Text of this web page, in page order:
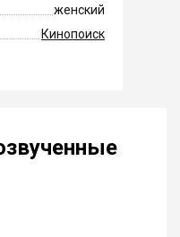
женский
Кинопоиск